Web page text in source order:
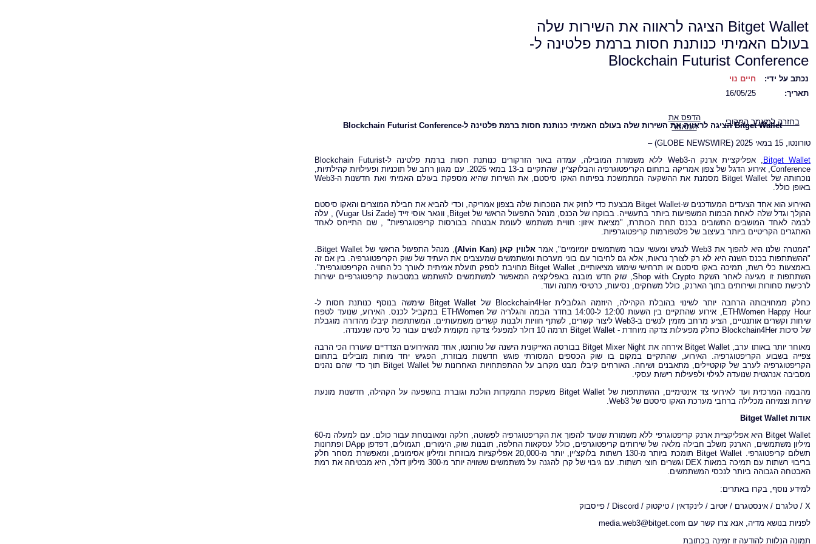
Bitget Wallet הציגה לראווה את השירות שלה
בעולם האמיתי כנותנת חסות ברמת פלטינה ל-
Blockchain Futurist Conference
נכתב על ידי:
חיים נוי
תאריך:
16/05/25
בחזרה למאמר המקורי
הדפס את
המאמר
Bitget Walletהציגה לראווה את השירות שלה בעולם האמיתי כנותנת חסות ברמת פלטינה ל-Blockchain Futurist Conference
טורונטו, 15 במאי 2025 (GLOBE NEWSWIRE) –
Bitget Wallet
, אפליקציית ארנק ה-Web3 ללא משמורת המובילה, עמדה באור הזרקורים כנותנת חסות ברמת פלטינה ל-Blockchain Futurist
Conference, אירוע הדגל של צפון אמריקה בתחום הקריפטוגרפיה והבלוקצ'יין, שהתקיים ב-13 במאי 2025. עם מגוון רחב של תוכניות ופעילויות קהילתיות,
נוכחותה של Bitget Wallet מסמנת את ההשקעה המתמשכת בפיתוח האקו סיסטם, את השירות שהיא מספקת בעולם האמיתי ואת חדשנות ה-Web3
באופן כולל.
האירוע הוא אחד הצעדים המעודכנים ש-Bitget Wallet מבצעת כדי לחזק את הנוכחות שלה בצפון אמריקה, וכדי להביא את חבילת המוצרים והאקו סיסטם
ההןלך וגדל שלה לאחת הבמות המשפיעות ביותר בתעשייה. בבוקרו של הכנס, מנהל התפעול הראשי של Bitget, ווגאר אוסי זייד (Vugar Usi Zade) , עלה
לבמה לאחד המושבים החשובים בכנס תחת הכותרת, "מציאת איזון: חוויית משתמש לעומת אבטחה בבורסות קריפטוגרפיות" , שם התייחס לאחד
האתגרים הקריטיים ביותר בעיצוב של פלטפורמות קריפטוגרפיות.
"המטרה שלנו היא להפוך את Web3 לנגיש ומעשי עבור משתמשים יומיומיים", אמר
אלווין קאן (
Alvin Kan
)
"ההשתתפות בכנס השנה היא לא רק לצורך נראות, אלא גם לחיבור עם בוני מערכות ומשתמשים שמעצבים את העתיד של שוק הקריפטוגרפיה. בין אם זה
באמצעות כלי רשת, תמיכה באקו סיסטם או תרחישי שימוש מציאותיים, Bitget Wallet מחויבת לספק תועלת אמיתית לאורך כל החוויה הקריפטוגרפית".
השתתפות זו מגיעה לאחר השקת Shop with Crypto, שוק חדש מובנה באפליקציה המאפשר למשתמשים להשתמש במטבעות קריפטוגרפיים ישירות
לרכישת סחורות ושירותים בתוך הארנק, כולל משחקים, נסיעות, כרטיסי מתנה ועוד.
כחלק ממחויבותה הרחבה יותר לשינוי בהובלת הקהילה, היוזמה הגלובלית Blockchain4Her של Bitget Wallet שימשה בנוסף כנותנת חסות ל-
ETHWomen Happy Hour, אירוע שהתקיים בין השעות 12:00 ל-14:00 בחדר הבמה והגלריה של ETHWomen במקביל לכנס. האירוע, שנועד לטפח
שיחות וקשרים אותנטיים, הציע מרחב מזמין לנשים ב-Web3 ליצור קשרים, לשתף חוויות ולבנות קשרים משמעותיים. המשתתפות קיבלו מהדורה מוגבלת
של סיכות Blockchain4Her כחלק מפעילות צדקה מיוחדת - Bitget Wallet תרמה 10 דולר למפעלי צדקה מקומית לנשים עבור כל סיכה שנענדה.
מאוחר יותר באותו ערב, Bitget Wallet אירחה את Bitget Mixer Night בבורסה האייקונית הישנה של טורונטו, ​​אחד מהאירועים הצדדיים שעוררו הכי הרבה
צפייה בשבוע הקריפטוגרפיה. האירוע, שהתקיים במקום בו שוק הכספים המסורתי פוגש חדשנות מבוזרת, הפגיש יחד מוחות מובילים בתחום
הקריפטוגרפיה לערב של קוקטיילים, מתאבנים ושיחה. האורחים קיבלו מבט מקרוב על ההתפתחויות האחרונות של Bitget Wallet תוך כדי שהם נהנים
מסביבה אנרגטית שנועדה לגילוי ולפעילות רישות עסקי.
מהבמה המרכזית ועד לאירועי צד אינטימיים, ההשתתפות של Bitget Wallet משקפת התמקדות הולכת וגוברת בהשפעה על הקהילה, חדשנות מונעת
שירות וצמיחה מכלילה ברחבי מערכת האקו סיסטם של Web3.
אודות Bitget Wallet
Bitget Wallet היא אפליקציית ארנק קריפטוגרפי ללא משמורת שנועד להפוך את הקריפטוגרפיה לפשוטה, חלקה ומאובטחת עבור כולם. עם למעלה מ-60
מיליון משתמשים, הארנק משלב חבילה מלאה של שירותים קריפטוגרפים, כולל עסקאות החלפה, תובנות שוק, הימורים, תגמולים, דפדפן DApp ופתרונות
תשלום קריפטוגרפי. Bitget Wallet תומכת ביותר מ-130 רשתות בלוקצ'יין, יותר מ-20,000 אפליקציות מבוזרות ומיליון אסימונים, ומאפשרת מסחר חלק
בריבוי רשתות עם תמיכה במאות DEX וגשרים חוצי רשתות. עם גיבוי של קרן להגנה על משתמשים ששוויה יותר מ-300 מיליון דולר, היא מבטיחה את רמת
האבטחה הגבוהה ביותר לנכסי המשתמשים.
למידע נוסף, בקרו באתרים:
X / טלגרם / אינסטגרם / יוטיוב / לינקדאין / טיקטוק / Discord / פייסבוק
לפניות בנושא מדיה, אנא צרו קשר עם media.web3@bitget.com
תמונה הנלוות להודעה זו זמינה בכתובת